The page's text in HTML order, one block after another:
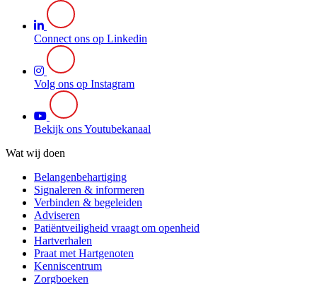
Connect ons op Linkedin
Volg ons op Instagram
Bekijk ons Youtubekanaal
Wat wij doen
Belangenbehartiging
Signaleren & informeren
Verbinden & begeleiden
Adviseren
Patiëntveiligheid vraagt om openheid
Hartverhalen
Praat met Hartgenoten
Kenniscentrum
Zorgboeken